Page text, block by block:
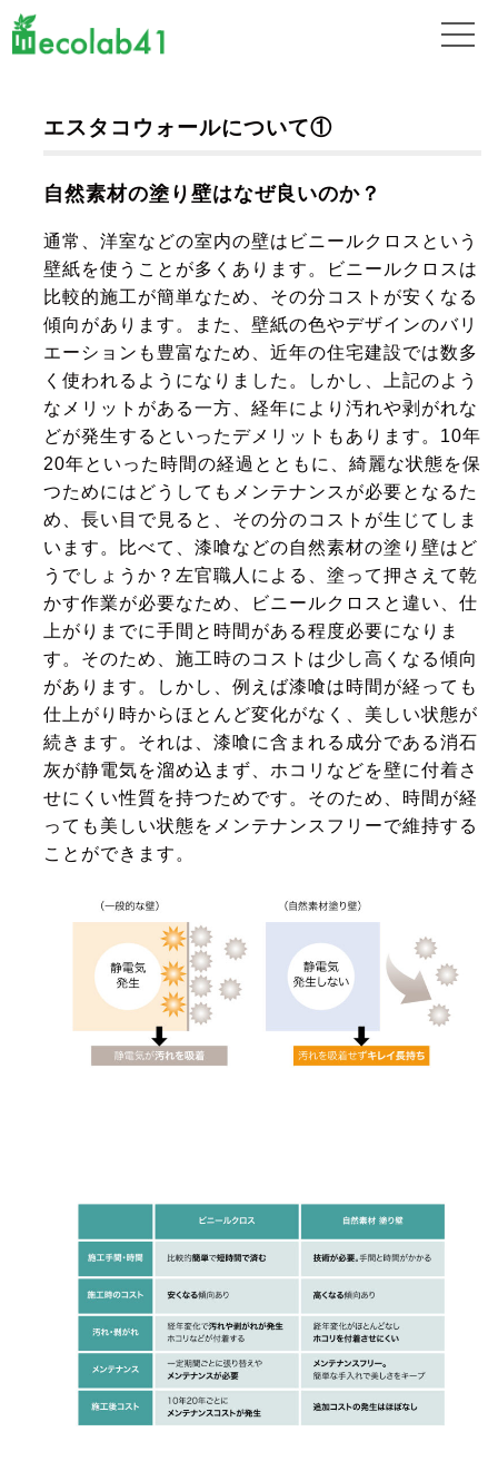
エスタコウォールについて①
自然素材の塗り壁はなぜ良いのか？
通常、洋室などの室内の壁はビニールクロスという
壁紙を使うことが多くあります。ビニールクロスは
比較的施工が簡単なため、その分コストが安くなる
傾向があります。また、壁紙の色やデザインのバリ
エーションも豊富なため、近年の住宅建設では数多
く使われるようになりました。しかし、上記のよう
なメリットがある一方、経年により汚れや剥がれな
どが発生するといったデメリットもあります。10年
20年といった時間の経過とともに、綺麗な状態を保
つためにはどうしてもメンテナンスが必要となるた
め、長い目で見ると、その分のコストが生じてしま
います。比べて、漆喰などの自然素材の塗り壁はど
うでしょうか？左官職人による、塗って押さえて乾
かす作業が必要なため、ビニールクロスと違い、仕
上がりまでに手間と時間がある程度必要になりま
す。そのため、施工時のコストは少し高くなる傾向
があります。しかし、例えば漆喰は時間が経っても
仕上がり時からほとんど変化がなく、美しい状態が
続きます。それは、漆喰に含まれる成分である消石
灰が静電気を溜め込まず、ホコリなどを壁に付着さ
せにくい性質を持つためです。そのため、時間が経
っても美しい状態をメンテナンスフリーで維持する
ことができます。